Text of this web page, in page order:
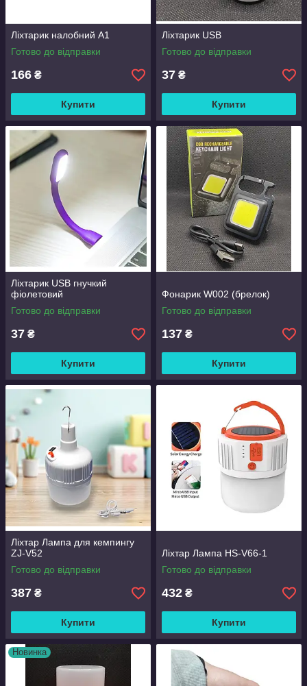
Ліхтарик налобний А1
Готово до відправки
166 ₴
Купити
Ліхтарик USB
Готово до відправки
37 ₴
Купити
Ліхтарик USB гнучкий
фіолетовий
Готово до відправки
37 ₴
Купити
Фонарик W002 (брелок)
Готово до відправки
137 ₴
Купити
Ліхтар Лампа для кемпингу
ZJ-V52
Готово до відправки
387 ₴
Купити
Ліхтар Лампа HS-V66-1
Готово до відправки
432 ₴
Купити
Новинка